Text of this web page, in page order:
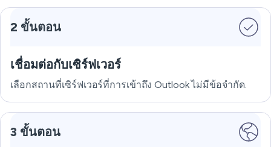
2 ขั้นตอน
เชื่อมต่อกับเซิร์ฟเวอร์
เลือกสถานที่เซิร์ฟเวอร์ที่การเข้าถึง Outlook ไม่มีข้อจำกัด.
3 ขั้นตอน